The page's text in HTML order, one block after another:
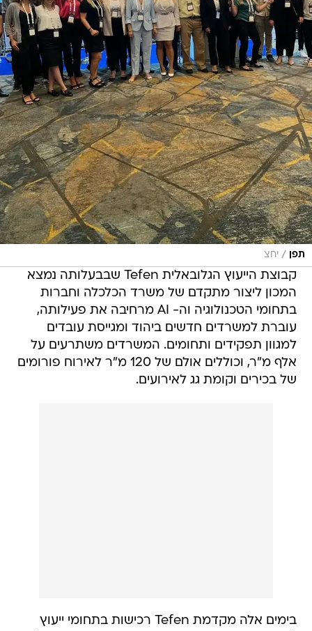
תפן / יחצ
קבוצת הייעוץ הגלובאלית Tefen שבבעלותה נמצא
המכון ליצור מתקדם של משרד הכלכלה וחברות
בתחומי הטכנולוגיה וה- AI מרחיבה את פעילותה,
עוברת למשרדים חדשים ביהוד ומגייסת עובדים
למגוון תפקידים ותחומים. המשרדים משתרעים על
אלף מ"ר, וכוללים אולם של 120 מ"ר לאירוח פורומים
של בכירים וקומת גג לאירועים.
בימים אלה מקדמת Tefen רכישות בתחומי ייעוץ